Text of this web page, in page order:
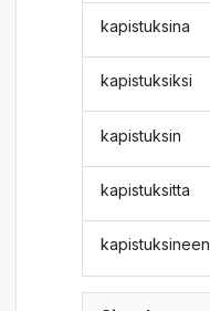
kapistuksina
kapistuksiksi
kapistuksin
kapistuksitta
kapistuksineen